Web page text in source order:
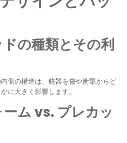
の種類とその利
側の構造は、銃器を傷や衝撃からど
に大きく影響します。
ム vs. プレカッ